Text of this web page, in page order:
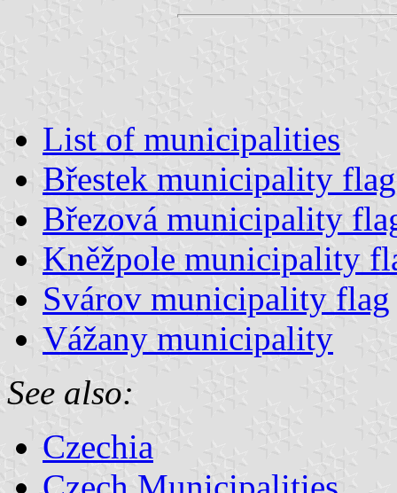
List of municipalities
Břestek municipality flag
Březová municipality
Kněžpole municipality
Svárov municipality flag
Vážany municipality
See also:
Czechia